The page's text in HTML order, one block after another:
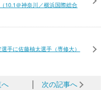
10.1＠神奈川／横浜国際総合
手に佐藤柚太選手（専修大）
次の記事へ